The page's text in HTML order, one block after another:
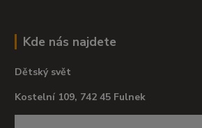
Kde nás najdete
Dětský svět
Kostelní 109, 742 45 Fulnek